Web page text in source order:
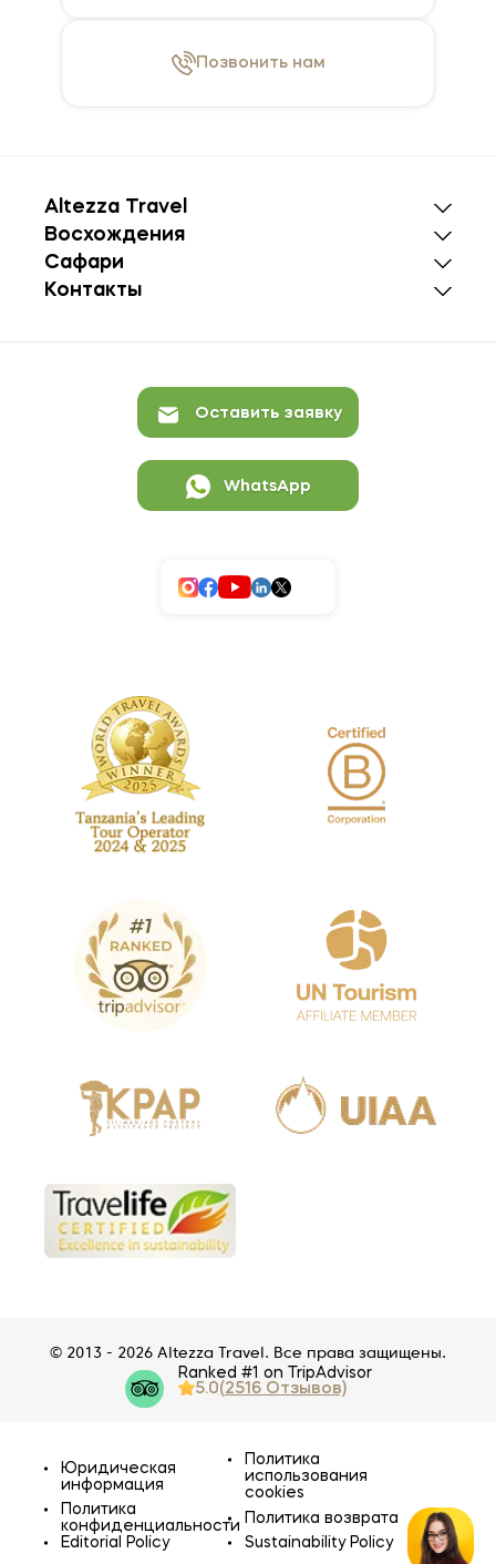
Позвонитьнам
Altezza Travel
Восхождения
Сафари
Контакты
Оставить заявку
WhatsApp
© 2013 - 2026 Altezza Travel. Все права защищены.
Ranked #1 on TripAdvisor
5.0(2516 Отзывов)
Юридическая
информация
Политика
использования
cookies
Политика
конфиденциальности
Политика возврата
Editorial Policy
Sustainability Policy